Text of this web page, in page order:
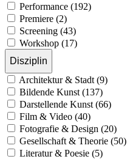
Performance (192)
Premiere (2)
Screening (43)
Workshop (17)
Disziplin
Architektur & Stadt (9)
Bildende Kunst (137)
Darstellende Kunst (66)
Film & Video (40)
Fotografie & Design (20)
Gesellschaft & Theorie (50)
Literatur & Poesie (5)